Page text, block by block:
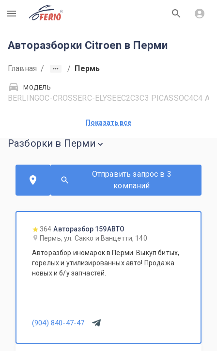
R
Авторазборки Citroen в Перми
Главная / / Пермь
МОДЕЛЬ
BERLINGOC-CROSSERC-ELYSEEC2C3C3 PICASSOC4C4
Показать все
Разборки в Перми
Отправить запрос в 3
компаний
364 Авторазбор 159АВТО
Пермь, ул. Сакко и Ванцетти, 140
Авторазбор иномарок в Перми. Выкуп битых,
горелых и утилизированных авто! Продажа
новых и б/у запчастей.
(904) 840-47-47